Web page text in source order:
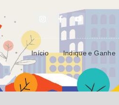
Início Indique e Ganhe